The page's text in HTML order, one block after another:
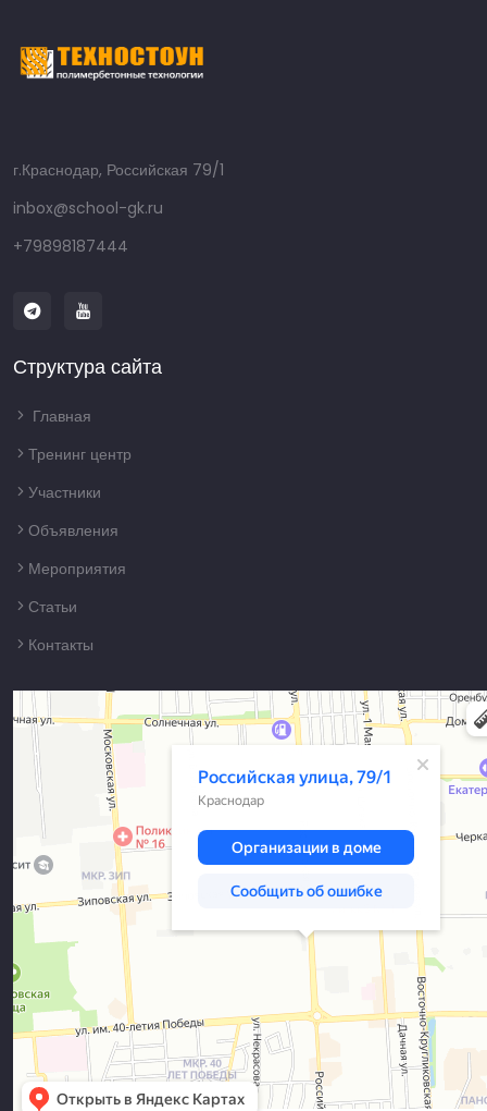
г.Краснодар, Российская 79/1
inbox@school-gk.ru
+79898187444
Структура сайта
Главная
Тренинг центр
Участники
Объявления
Мероприятия
Статьи
Контакты
Краснодар
Российская улица, 79/1 — Яндекс Карты